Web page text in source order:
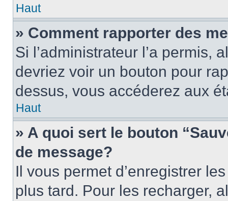
Haut
» Comment rapporter des
Si l’administrateur l’a permis,
devriez voir un bouton pour
dessus, vous accéderez aux
Haut
» A quoi sert le bouton
de message?
Il vous permet d’enregistrer
plus tard. Pour les recharger,